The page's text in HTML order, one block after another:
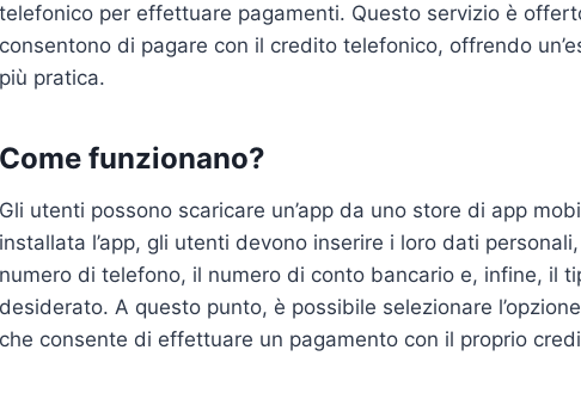
telefonico per effettuare pagamenti. Questo servizio è
consentono di pagare con il credito telefonico, offrendo
più pratica.
Come funzionano?
Gli utenti possono scaricare un’app da uno store di app
installata l’app, gli utenti devono inserire i loro dati
numero di telefono, il numero di conto bancario e, infine, il
desiderato. A questo punto, è possibile selezionare
che consente di effettuare un pagamento con il proprio